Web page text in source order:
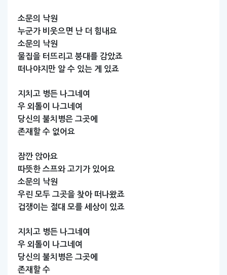
소문의
낙원
누군가 비웃으면 난 더 힘내요
소문의
낙원
물집을 터뜨리고 붕대를 감았죠
떠나야지만 알 수 있는 게 있죠
지치고 병든 나그네여
우 외톨이
나그네여
당신의 불치병은 그곳에
존재할 수 없어요
잠깐 앉아요
따뜻한 스프와 고기가 있어요
소문의
낙원
우린 모두 그곳을 찾아 떠나왔죠
겁쟁이는 절대 모를 세상이 있죠
지치고 병든 나그네여
우 외톨이
나그네여
당신의 불치병은 그곳에
존재할 수